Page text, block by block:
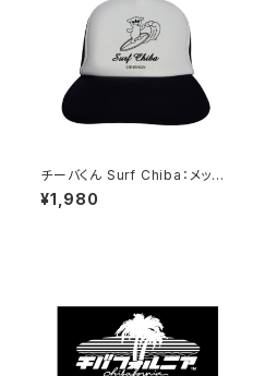
チーバくん Surf Chiba：メッシ
ュキャップ（Bホワイト）
¥1,980